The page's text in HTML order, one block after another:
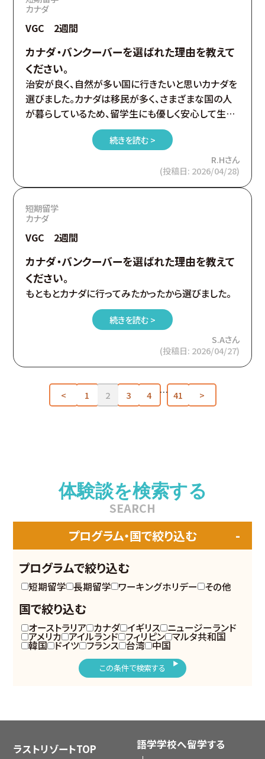
カナダ
VGC 2週間
カナダ・バンクーバーを選ばれた理由を教えて
ください。
治安が良く、自然が多い国に行きたいと思いカナダを
選びました。カナダは移民が多く、さまざまな国の人
が暮らしているため、留学生にも優しく安心して生活
できると聞いたことがきっかけです。またバンクーバー
は日本人も多いため、一人で留学することに少し不安
また、きれいな自然や海、山がある環境にも魅力を感
じました。実際にスタンレーパークやイングリッシュベ
イなど様々な観光名所にもいけました。
続きを読む >
R.Hさん
(投稿日: 2026/04/28)
短期留学
カナダ
VGC 2週間
カナダ・バンクーバーを選ばれた理由を教えて
ください。
もともとカナダに行ってみたかったから選びました。
続きを読む >
S.Aさん
(投稿日: 2026/04/27)
< 1 2 3 4 … 41 >
体験談を検索する
SEARCH
プログラム・国で絞り込む
プログラムで絞り込む
短期留学 長期留学 ワーキングホリデー その他
国で絞り込む
オーストラリア カナダ イギリス ニュージーランド
アメリカ アイルランド フィリピン マルタ共和国
韓国 ドイツ フランス 台湾 中国
この条件で検索する
ラストリゾートTOP 語学学校へ留学する